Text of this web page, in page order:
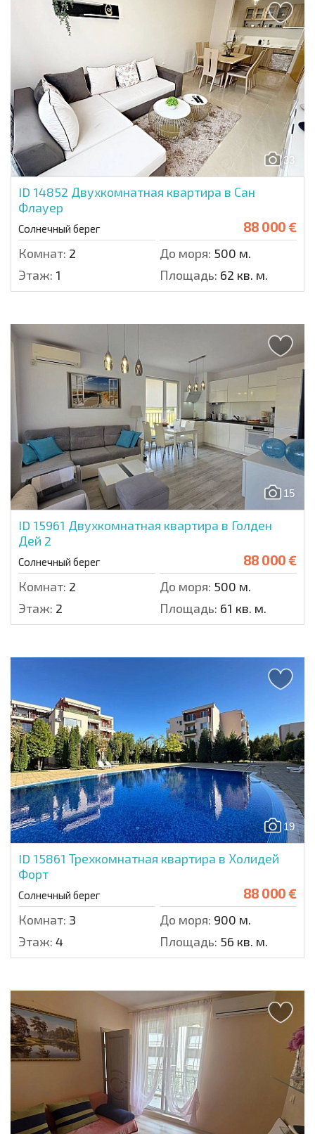
33
ID 14852 Двухкомнатная квартира в Сан
Флауер
Солнечный берег 88 000 €
Комнат: 2 До моря: 500 м.
Этаж: 1 Площадь: 62 кв. м.
15
ID 15961 Двухкомнатная квартира в Голден
Дей 2
Солнечный берег 88 000 €
Комнат: 2 До моря: 500 м.
Этаж: 2 Площадь: 61 кв. м.
19
ID 15861 Трехкомнатная квартира в Холидей
Форт
Солнечный берег 88 000 €
Комнат: 3 До моря: 900 м.
Этаж: 4 Площадь: 56 кв. м.